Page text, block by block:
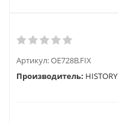
Артикул:OE728B.FIX
Производитель: HISTORY